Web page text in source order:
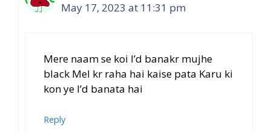
May 17, 2023 at 11:31 pm
Mere naam se koi I’d banakr mujhe
black Mel kr raha hai kaise pata Karu ki
kon ye I’d banata hai
Reply